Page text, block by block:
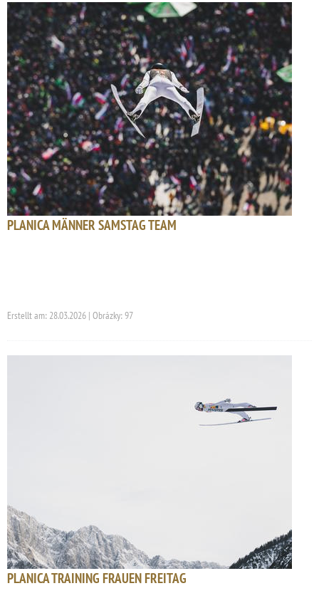
PLANICA MÄNNER SAMSTAG TEAM
Erstellt am: 28.03.2026 | Obrázky: 97
PLANICA TRAINING FRAUEN FREITAG